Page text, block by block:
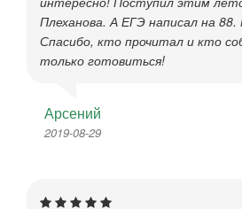
Плеханова. А ЕГЭ написал на
Спасибо, кто прочитал и кто
только готовиться!
Арсений
2019-08-29